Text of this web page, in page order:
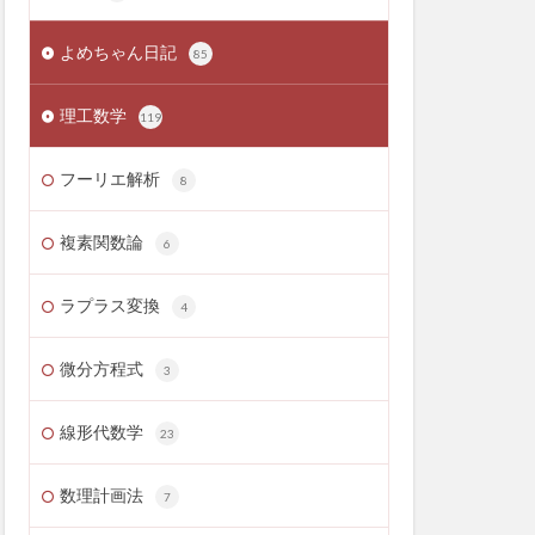
よめちゃん日記 85
理工数学 119
フーリエ解析 8
複素関数論 6
ラプラス変換 4
微分方程式 3
線形代数学 23
数理計画法 7